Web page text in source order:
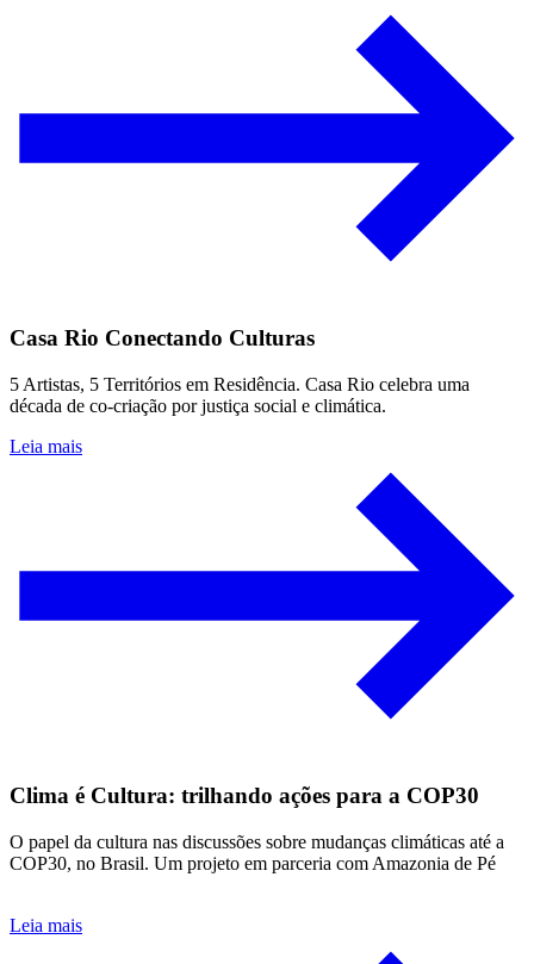
Casa Rio Conectando Culturas
5 Artistas, 5 Territórios em Residência. Casa Rio celebra uma
década de co-criação por justiça social e climática.
Leia mais
Clima é Cultura: trilhando ações para a COP30
O papel da cultura nas discussões sobre mudanças climáticas até a
COP30, no Brasil. Um projeto em parceria com Amazonia de Pé
Leia mais